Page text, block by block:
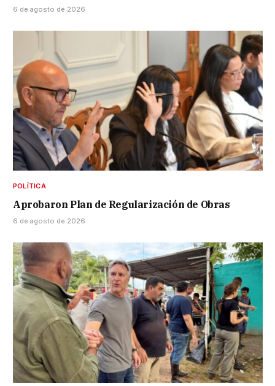
6 de agosto de 2026
POLÍTICA
Aprobaron Plan de Regularización de Obras
6 de agosto de 2026